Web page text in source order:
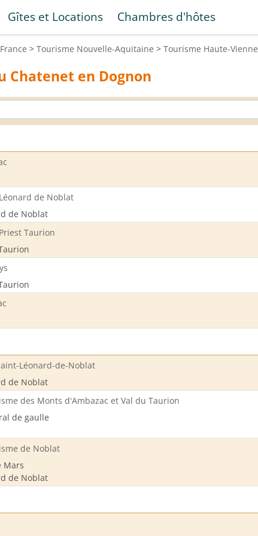
Gîtes et Locations Chambres d'hôtes
France > Tourisme Nouvelle-Aquitaine > Tourisme Haute-Vienne
Chatenet en Dognon
de Noblat
de Noblat
Taurion
Léonard-de-Noblat
de Noblat
des Monts d'Ambazac et Val du Taurion
de gaulle
de Noblat
Mars
de Noblat